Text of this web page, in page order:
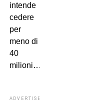
intende
cedere
per
meno di
40
milioni…
ADVERTISEMENT